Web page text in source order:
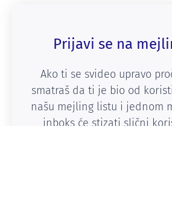
Prijavi se na
Ako ti se svideo upravo
smatraš da ti je bio od
našu mejling listu i jednom
inboks će stizati slični